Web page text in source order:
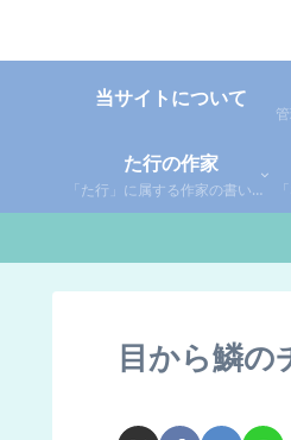
当サイトについて
た行の作家
「た行」に属する作家の書いた本の感想です。さらに「た」「ち」「つ」「て」「と」に分類していあります。お好きな作家の作品を探してみてください。
目から鱗の